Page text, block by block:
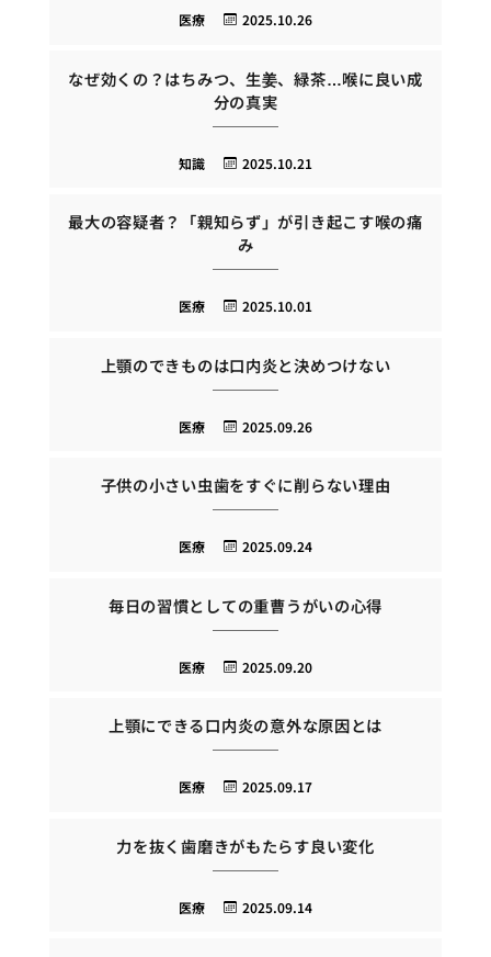
2025.10.26
医療
なぜ効くの？はちみつ、生姜、緑茶…喉に良い成
分の真実
2025.10.21
知識
最大の容疑者？「親知らず」が引き起こす喉の痛
み
2025.10.01
医療
上顎のできものは口内炎と決めつけない
2025.09.26
医療
子供の小さい虫歯をすぐに削らない理由
2025.09.24
医療
毎日の習慣としての重曹うがいの心得
2025.09.20
医療
上顎にできる口内炎の意外な原因とは
2025.09.17
医療
力を抜く歯磨きがもたらす良い変化
2025.09.14
医療